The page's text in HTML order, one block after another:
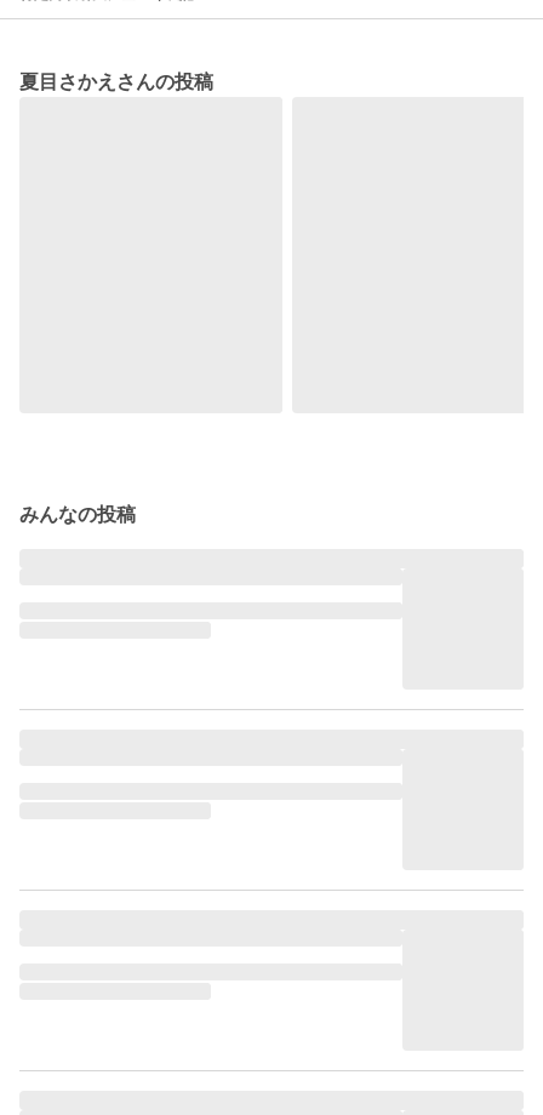
夏目さかえさんの投稿
みんなの投稿